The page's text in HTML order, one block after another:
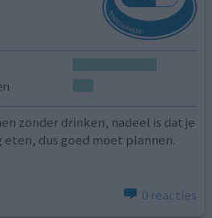
zonder drinken, nadeel is dat je
eten, dus goed moet plannen.
0 reacties